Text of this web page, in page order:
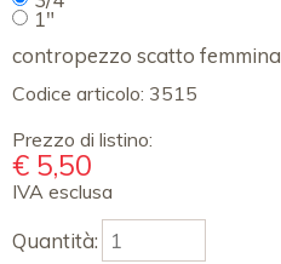
1"
contropezzo scatto femmina
Codice articolo: 3515
Prezzo di listino:
€ 5,50
IVA esclusa
Quantità: